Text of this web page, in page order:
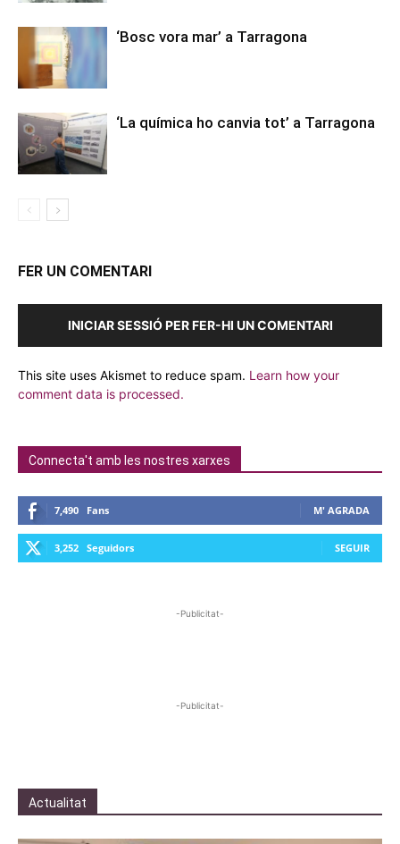
‘Bosc vora mar’ a Tarragona
‘La química ho canvia tot’ a Tarragona
FER UN COMENTARI
INICIAR SESSIÓ PER FER-HI UN COMENTARI
This site uses Akismet to reduce spam. Learn how your
comment data is processed.
Connecta't amb les nostres xarxes
7,490 Fans M' AGRADA
3,252 Seguidors SEGUIR
-Publicitat-
-Publicitat-
Actualitat